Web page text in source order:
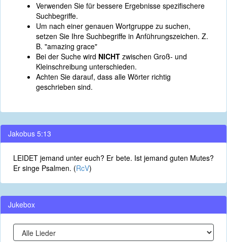
Verwenden Sie für bessere Ergebnisse spezifischere
Suchbegriffe.
Um nach einer genauen Wortgruppe zu suchen,
setzen Sie Ihre Suchbegriffe in Anführungszeichen. Z.
B. "amazing grace"
Bei der Suche wird NICHT zwischen Groß- und
Kleinschreibung unterschieden.
Achten Sie darauf, dass alle Wörter richtig
geschrieben sind.
Jakobus 5:13
LEIDET jemand unter euch? Er bete. Ist jemand guten Mutes?
Er singe Psalmen. (RcV)
Jukebox